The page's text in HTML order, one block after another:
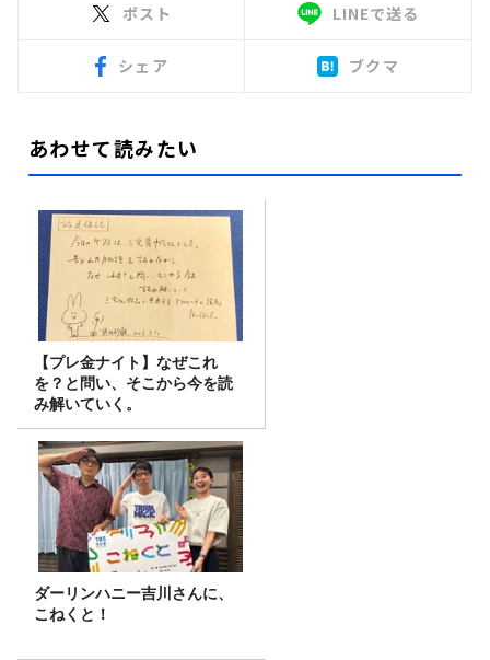
ポスト LINEで送る
シェア ブクマ
あわせて読みたい
【プレ金ナイト】なぜこれ
を？と問い、そこから今を読
み解いていく。
ダーリンハニー吉川さんに、
こねくと！